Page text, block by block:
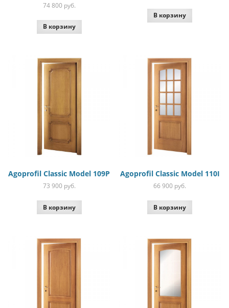
74 800 руб.
В корзину
В корзину
Agoprofil Classic Model 109P
73 900 руб.
В корзину
Agoprofil Classic Model 110I
66 900 руб.
В корзину